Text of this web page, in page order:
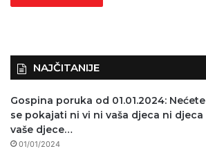
NAJČITANIJE
Gospina poruka od 01.01.2024: Nećete
se pokajati ni vi ni vaša djeca ni djeca
vaše djece…
01/01/2024